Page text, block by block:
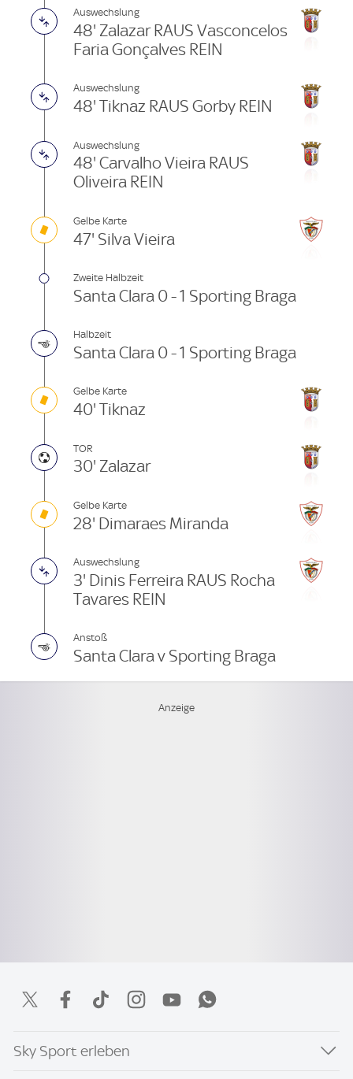
Auswechslung
48' Zalazar RAUS Vasconcelos
Faria Gonçalves REIN
Auswechslung
48' Tiknaz RAUS Gorby REIN
Auswechslung
48' Carvalho Vieira RAUS
Oliveira REIN
Gelbe Karte
47' Silva Vieira
Zweite Halbzeit
Santa Clara 0 - 1 Sporting Braga
Halbzeit
Santa Clara 0 - 1 Sporting Braga
Gelbe Karte
40' Tiknaz
TOR
30' Zalazar
Gelbe Karte
28' Dimaraes Miranda
Auswechslung
3' Dinis Ferreira RAUS Rocha
Tavares REIN
Anstoß
Santa Clara v Sporting Braga
Sky Sport erleben